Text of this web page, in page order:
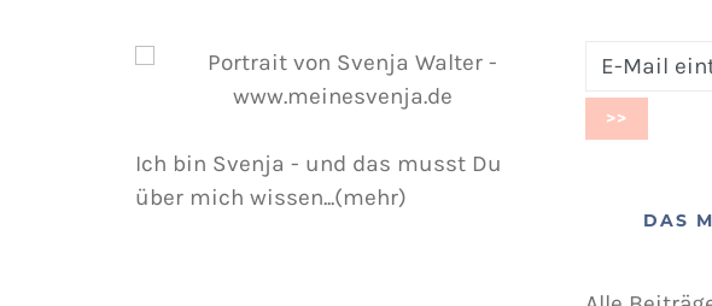
Ich bin Svenja - und das musst Du
über mich wissen...(mehr)
DAS